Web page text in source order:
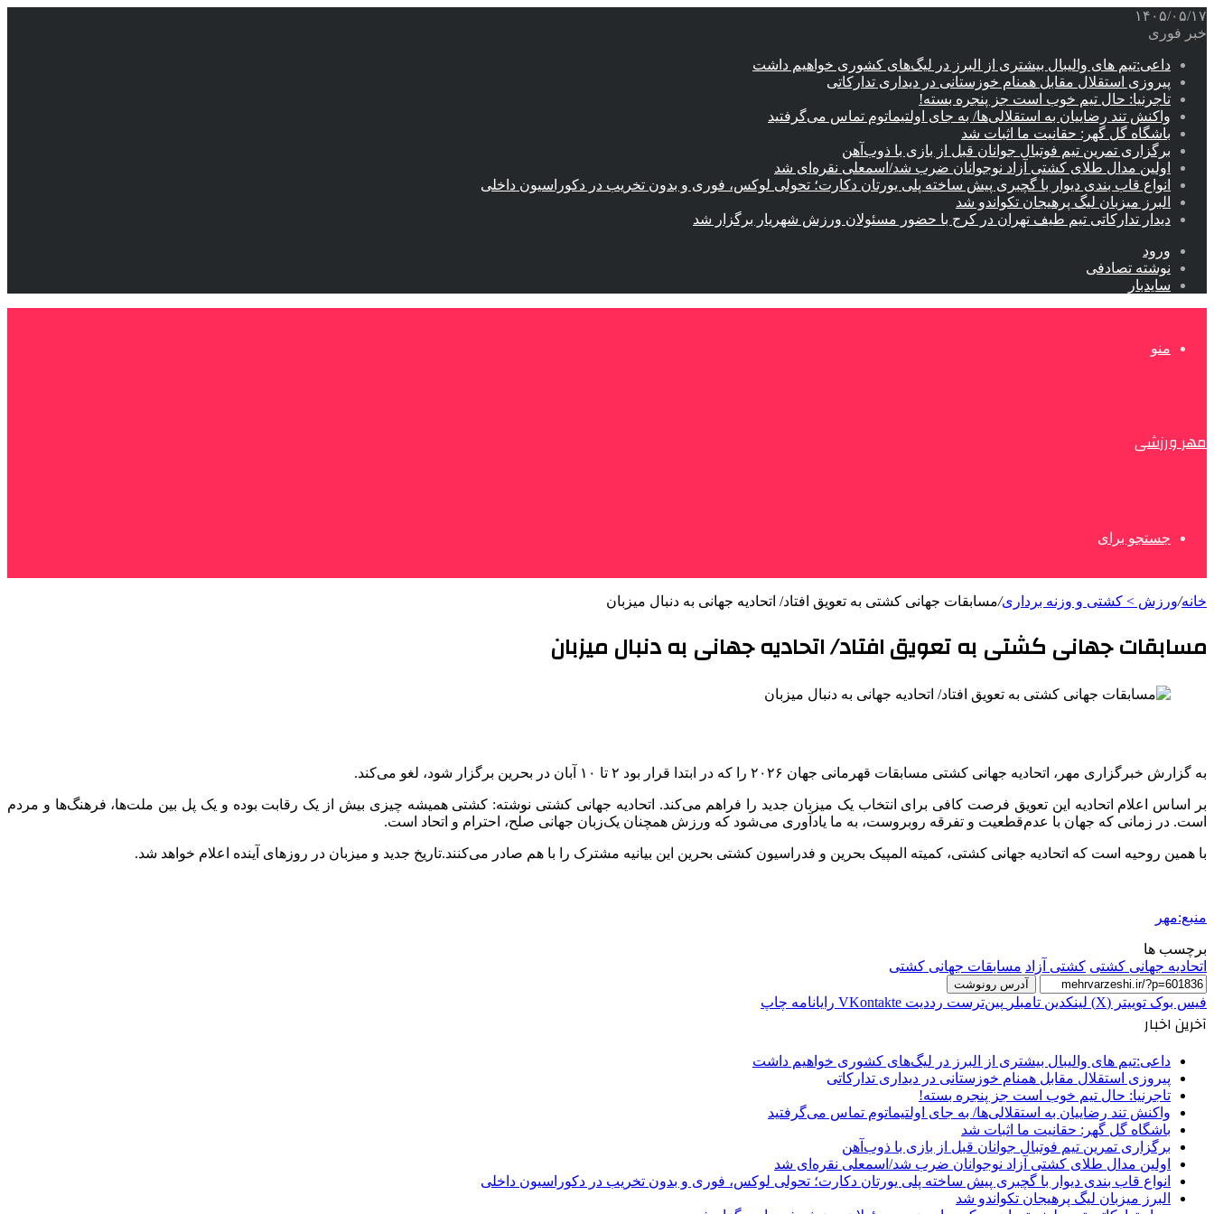
۱۴۰۵/۰۵/۱۷
خبر فوری
داعی:تیم های والیبال بیشتری از البرز در لیگ‌های کشوری خواهیم داشت
پیروزی استقلال مقابل همنام خوزستانی در دیداری تدارکاتی
تاجرنیا: حال تیم خوب است جز پنجره بسته!
واکنش تند رضاییان به استقلالی‌ها/ به جای اولتیماتوم تماس می‌گرفتید
باشگاه گل گهر: حقانیت ما اثبات شد
برگزاری تمرین تیم فوتبال جوانان قبل از بازی با ذوب‌آهن
اولین مدال طلای کشتی آزاد نوجوانان ضرب شد/اسمعلی نقره‌ای شد
انواع قاب بندی دیوار با گچبری پیش ساخته پلی یورتان دکارت؛ تحولی لوکس، فوری و بدون تخریب در دکوراسیون داخلی
البرز میزبان لیگ پرهیجان تکواندو شد
دیدار تدارکاتی تیم طیف تهران در کرج با حضور مسئولان ورزش شهریار برگزار شد
ورود
نوشته تصادفی
سایدبار
منو
مهر ورزشی
جستجو برای
خانه/ورزش > کشتی و وزنه برداری/مسابقات جهانی کشتی به تعویق افتاد/ اتحادیه جهانی به دنبال میزبان
مسابقات جهانی کشتی به تعویق افتاد/ اتحادیه جهانی به دنبال میزبان
به گزارش خبرگزاری مهر، اتحادیه جهانی کشتی مسابقات قهرمانی جهان ۲۰۲۶ را که در ابتدا قرار بود ۲ تا ۱۰ آبان در بحرین برگزار شود، لغو می‌کند.
بر اساس اعلام اتحادیه این تعویق فرصت کافی برای انتخاب یک میزبان جدید را فراهم می‌کند. اتحادیه جهانی کشتی نوشته: کشتی همیشه چیزی بیش از یک رقابت بوده و یک پل بین ملت‌ها، فرهنگ‌ها و مردم
است. در زمانی که جهان با عدم‌قطعیت و تفرقه روبروست، به ما یادآوری می‌شود که ورزش همچنان یک‌زبان جهانی صلح، احترام و اتحاد است.
با همین روحیه است که اتحادیه جهانی کشتی، کمیته المپیک بحرین و فدراسیون کشتی بحرین این بیانیه مشترک را با هم صادر می‌کنند.تاریخ جدید و میزبان در روزهای آینده اعلام خواهد شد.
منبع:مهر
برچسب ها
اتحادیه جهانی کشتی کشتی آزاد مسابقات جهانی کشتی
آدرس رونوشت
فیس بوک توییتر (X) لینکدین ‫تامبلر ‫پین‌ترست ‫رددیت ‫VKontakte رایانامه چاپ
آخرین اخبار
داعی:تیم های والیبال بیشتری از البرز در لیگ‌های کشوری خواهیم داشت
پیروزی استقلال مقابل همنام خوزستانی در دیداری تدارکاتی
تاجرنیا: حال تیم خوب است جز پنجره بسته!
واکنش تند رضاییان به استقلالی‌ها/ به جای اولتیماتوم تماس می‌گرفتید
باشگاه گل گهر: حقانیت ما اثبات شد
برگزاری تمرین تیم فوتبال جوانان قبل از بازی با ذوب‌آهن
اولین مدال طلای کشتی آزاد نوجوانان ضرب شد/اسمعلی نقره‌ای شد
انواع قاب بندی دیوار با گچبری پیش ساخته پلی یورتان دکارت؛ تحولی لوکس، فوری و بدون تخریب در دکوراسیون داخلی
البرز میزبان لیگ پرهیجان تکواندو شد